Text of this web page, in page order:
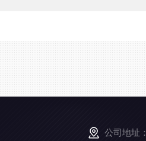
公司地址：